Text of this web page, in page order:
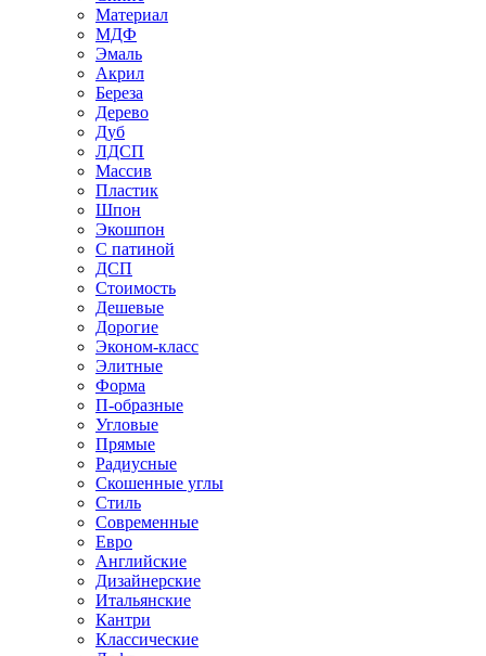
Материал
МДФ
Эмаль
Акрил
Береза
Дерево
Дуб
ЛДСП
Массив
Пластик
Шпон
Экошпон
С патиной
ДСП
Стоимость
Дешевые
Дорогие
Эконом-класс
Элитные
Форма
П-образные
Угловые
Прямые
Радиусные
Скошенные углы
Стиль
Современные
Евро
Английские
Дизайнерские
Итальянские
Кантри
Классические